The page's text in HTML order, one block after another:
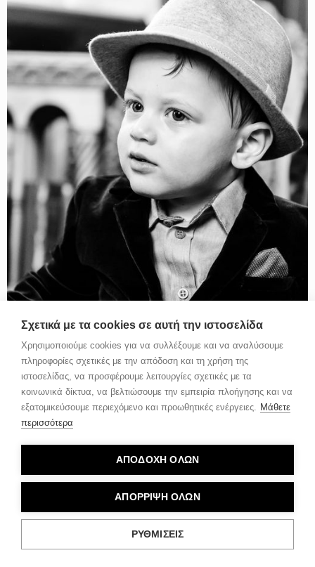
Σχετικά με τα cookies σε αυτή την ιστοσελίδα
Χρησιμοποιούμε cookies για να συλλέξουμε και να αναλύσουμε
πληροφορίες σχετικές με την απόδοση και τη χρήση της
ιστοσελίδας, να προσφέρουμε λειτουργίες σχετικές με τα
κοινωνικά δίκτυα, να βελτιώσουμε την εμπειρία πλοήγησης και να
εξατομικεύσουμε περιεχόμενο και προωθητικές ενέργειες. Μάθετε
περισσότερα
ΑΠΟΔΟΧΗ ΟΛΩΝ
ΑΠΟΡΡΙΨΗ ΟΛΩΝ
ΡΥΘΜΙΣΕΙΣ